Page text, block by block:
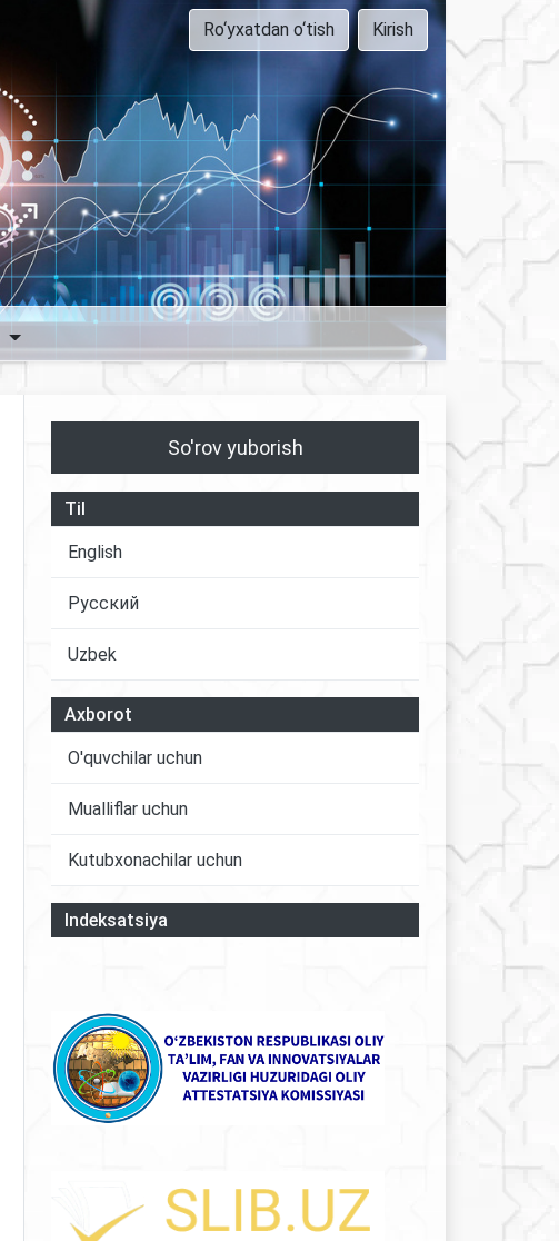
Ro‘yxatdan o‘tish Kirish
So'rov yuborish
Til
English
Русский
Uzbek
Axborot
O'quvchilar uchun
Mualliflar uchun
Kutubxonachilar uchun
Indeksatsiya